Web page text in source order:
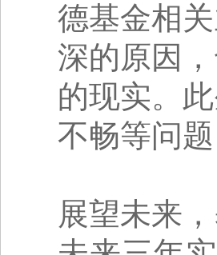
德基金相
深的原因
的现实。
不畅等问
展望未来